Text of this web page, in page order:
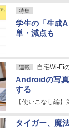
特集
学生の「生成
単・減点も
連載 自宅Wi-Fi
Androidの写
する
【使いこなし編】
タイガー、魔